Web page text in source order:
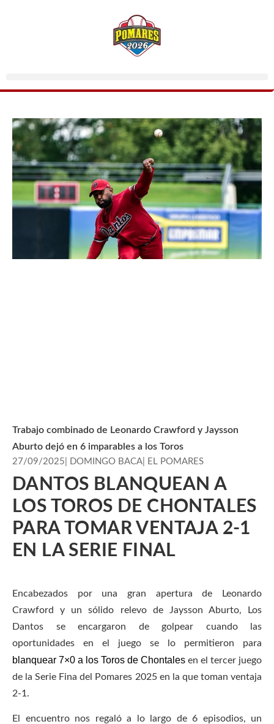
Trabajo combinado de Leonardo Crawford y Jaysson
Aburto dejó en 6 imparables a los Toros
27/09/2025 DOMINGO BACA EL POMARES
DANTOS BLANQUEAN A
LOS TOROS DE CHONTALES
PARA TOMAR VENTAJA 2-1
EN LA SERIE FINAL
Encabezados por una gran apertura de Leonardo
Crawford y un sólido relevo de Jaysson Aburto, Los
Dantos se encargaron de golpear cuando las
oportunidades en el juego se lo permitieron para
blanquear 7×0 a los Toros de Chontales en el tercer juego
de la Serie Fina del Pomares 2025 en la que toman ventaja
2-1.
El encuentro nos regaló a lo largo de 6 episodios, un